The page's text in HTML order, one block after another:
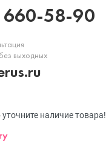
660-58-90
выходных
наличие товара!